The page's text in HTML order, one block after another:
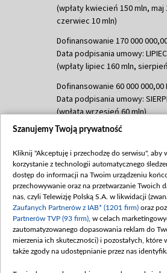
(wpłaty kwiecień 150 mln, maj
czerwiec 10 mln)
Dofinansowanie 170 000
Data podpisania umowy:
(wpłaty lipiec 160 mln,
Dofinansowanie 60 000 000,00
Data podpisania umowy:
(wpłata wrzesień 60 mln)
Dofinansowanie 635 783 051,21
(wpłata wrzesień 100 mln,
mln, listopad 265 mln)
Dofinansowanie 48 862 000,00
Data podpisania umowy:
(wpłata grudzień 60,548 mln)
Dofinansowanie 900 000
Data podpisania umowy: LUTY
Szanujemy Twoją prywatność
Kliknij "Akceptuję i przechodzę do serwisu", aby
korzystanie z technologii automatycznego
dostęp do informacji na Twoim urządzeniu
przechowywanie oraz na przetwarzanie Twoich
nas, czyli Telewizję Polską S.A. w likwidacji
Zaufanych Partnerów z IAB* (1201 firm) oraz
Partnerów TVP (93 firm) , w celach
zautomatyzowanego dopasowania reklam do
mierzenia ich skuteczności) i pozostałych, które
także zgody na udostępnianie przez nas